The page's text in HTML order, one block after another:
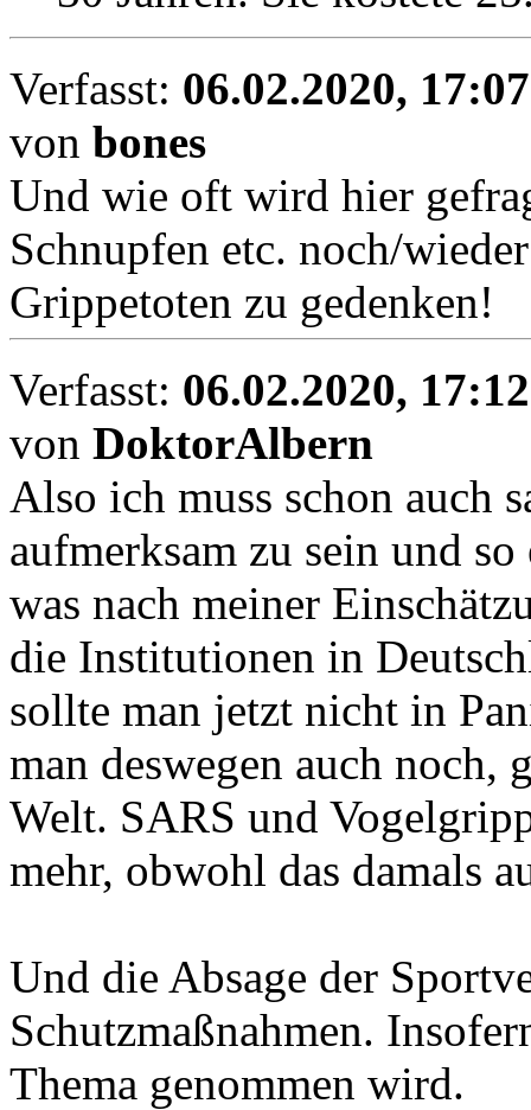
Verfasst: 06.02.2020, 17:07
von bones
Und wie oft wird hier
Schnupfen etc. noch/
Grippetoten zu gedenken!
Verfasst: 06.02.2020, 17:12
von DoktorAlbern
Also ich muss schon auch
aufmerksam zu sein und
was nach meiner
die Institutionen in
sollte man jetzt nicht in
man deswegen auch
Welt. SARS und
mehr, obwohl das damals
Und die Absage der
Schutzmaßnahmen.
Thema genommen wird.